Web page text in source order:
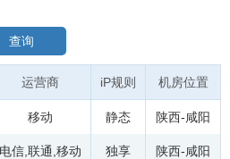
查询
运营商 iP规则 机房位置
移动 静态 陕西-咸阳
电信, 联通 移动 独享 陕西-咸阳